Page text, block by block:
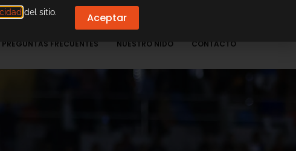
PREGUNTAS FRECUENTES NUESTRO NIDO CONTACTO
del sitio. Aceptar